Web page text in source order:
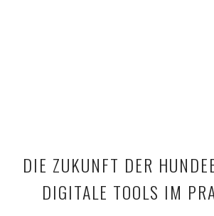
DIE ZUKUNFT DER
DIGITALE TOOLS IM